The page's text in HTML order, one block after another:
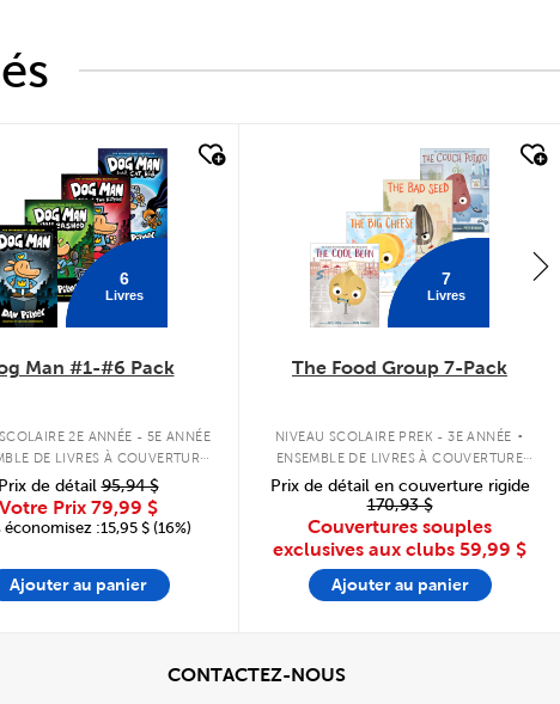
6
Livres
Man #1-#6 Pack
2E ANNÉE - 5E ANNÉE
DE LIVRES À COUVERTURE
RIGIDE
Prix de détail95,94 $
Votre Prix 79,99 $
économisez :15,95 $ (16%)
Ajouter au panier
7
Livres
The Food Group 7-Pack
NIVEAU SCOLAIRE PREK - 3E ANNÉE .
ENSEMBLE DE LIVRES À COUVERTURE
Prix de détail en couverture rigide
170,93 $
Couvertures souples
exclusives aux clubs 59,99 $
Ajouter au panier
CONTACTEZ-NOUSView